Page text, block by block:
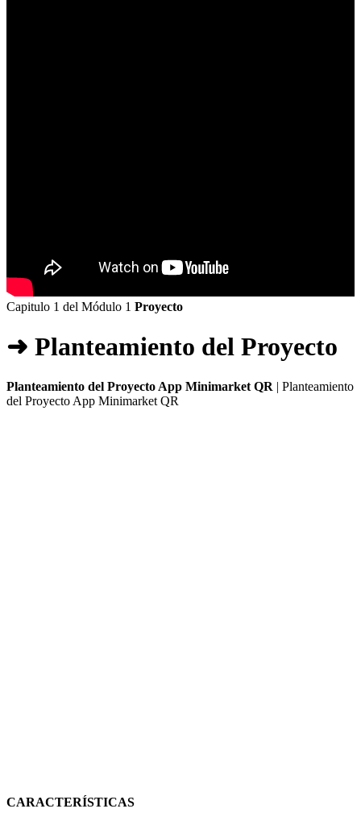
Capitulo 1 del Módulo 1 Proyecto
➜ Planteamiento del Proyecto
Planteamiento del Proyecto App Minimarket QR | Planteamiento
del Proyecto App Minimarket QR
CARACTERÍSTICAS